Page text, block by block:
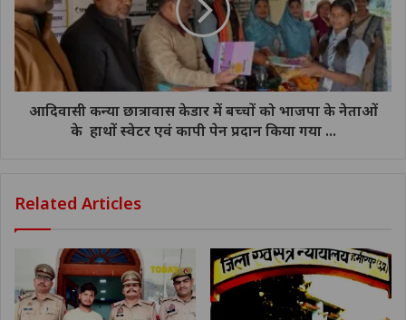
आदिवासी कन्या छात्रावास केडार में बच्चों को भाजपा के नेताओं
के हाथों स्वेटर एवं कापी पेन प्रदान किया गया ...
Related Articles